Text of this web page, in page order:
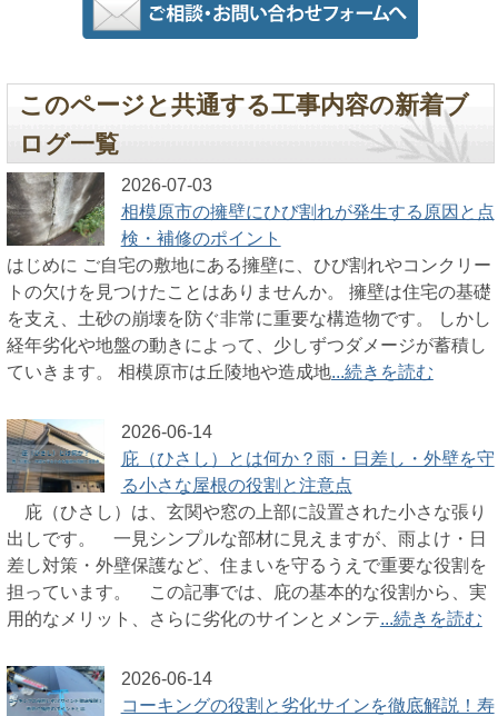
このページと共通する工事内容の新着ブ
ログ一覧
2026-07-03
相模原市の擁壁にひび割れが発生する原因と点
検・補修のポイント
はじめに ご自宅の敷地にある擁壁に、ひび割れやコンクリー
トの欠けを見つけたことはありませんか。 擁壁は住宅の基礎
を支え、土砂の崩壊を防ぐ非常に重要な構造物です。 しかし
経年劣化や地盤の動きによって、少しずつダメージが蓄積し
ていきます。 相模原市は丘陵地や造成地...続きを読む
2026-06-14
庇（ひさし）とは何か？雨・日差し・外壁を守
る小さな屋根の役割と注意点
庇（ひさし）は、玄関や窓の上部に設置された小さな張り
出しです。 一見シンプルな部材に見えますが、雨よけ・日
差し対策・外壁保護など、住まいを守るうえで重要な役割を
担っています。 この記事では、庇の基本的な役割から、実
用的なメリット、さらに劣化のサインとメンテ...続きを読む
2026-06-14
コーキングの役割と劣化サインを徹底解説！寿